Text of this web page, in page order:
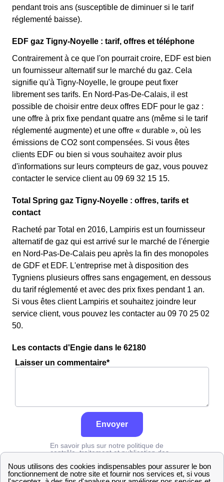
pendant trois ans (susceptible de diminuer si le tarif
réglementé baisse).
EDF gaz Tigny-Noyelle : tarif, offres et téléphone
Contrairement à ce que l'on pourrait croire, EDF est bien
un fournisseur alternatif sur le marché du gaz. Cela
signifie qu'à Tigny-Noyelle, le groupe peut fixer
librement ses tarifs. En Nord-Pas-De-Calais, il est
possible de choisir entre deux offres EDF pour le gaz :
une offre à prix fixe pendant quatre ans (même si le tarif
réglementé augmente) et une offre « durable », où les
émissions de CO2 sont compensées. Si vous êtes
clients EDF ou bien si vous souhaitez avoir plus
d'informations sur leurs compteurs de gaz, vous pouvez
contacter le service client au 09 69 32 15 15.
Total Spring gaz Tigny-Noyelle : offres, tarifs et
contact
Racheté par Total en 2016, Lampiris est un fournisseur
alternatif de gaz qui est arrivé sur le marché de l'énergie
en Nord-Pas-De-Calais peu après la fin des monopoles
de GDF et EDF. L'entreprise met à disposition des
Tygniens plusieurs offres sans engagement, en dessous
du tarif réglementé et avec des prix fixes pendant 1 an.
Si vous êtes client Lampiris et souhaitez joindre leur
service client, vous pouvez les contacter au 09 70 25 02
50.
Les contacts d'Engie dans le 62180
Laisser un commentaire*
Envoyer
En savoir plus sur notre politique de
contrôle, traitement et publication des